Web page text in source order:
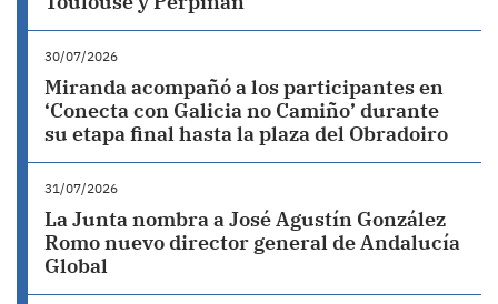
30/07/2026
Miranda acompañó a los participantes en
‘Conecta con Galicia no Camiño’ durante
su etapa final hasta la plaza del Obradoiro
31/07/2026
La Junta nombra a José Agustín González
Romo nuevo director general de Andalucía
Global